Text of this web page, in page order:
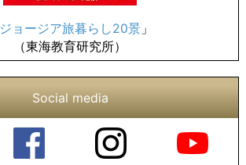
ジョージア旅暮らし20景 」
（東海教育研究所）
Social media